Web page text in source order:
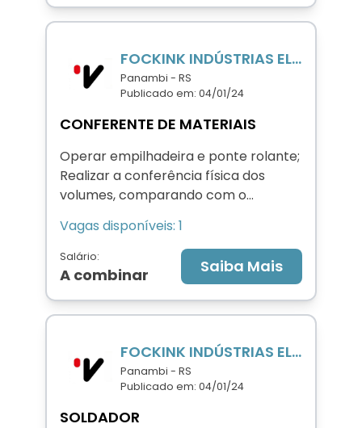
FOCKINK INDÚSTRIAS ELÉTRICAS LTDA
Panambi - RS
Publicado em: 04/01/24
CONFERENTE DE MATERIAIS
Operar empilhadeira e ponte rolante;
Realizar a conferência física dos
volumes, comparando com o
Realizar a descarga de materiais;
Verificar a integridade dos volumes;
Outras atividades análogas e
Vagas disponíveis: 1
Salário:
A combinar Saiba Mais
FOCKINK INDÚSTRIAS ELÉTRICAS LTDA
Panambi - RS
Publicado em: 04/01/24
SOLDADOR